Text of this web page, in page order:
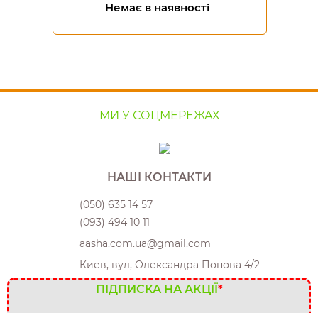
Немає в наявності
МИ У СОЦМЕРЕЖАХ
НАШІ КОНТАКТИ
(050) 635 14 57
(093) 494 10 11
aasha.com.ua@gmail.com
Киев, вул, Олександра Попова 4/2
ПІДПИСКА НА АКЦІЇ*